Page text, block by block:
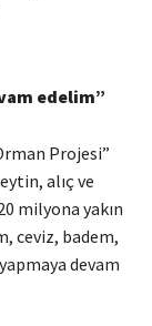
edelim”
Projesi”
alıç ve
milyona yakın
ceviz, badem,
devam